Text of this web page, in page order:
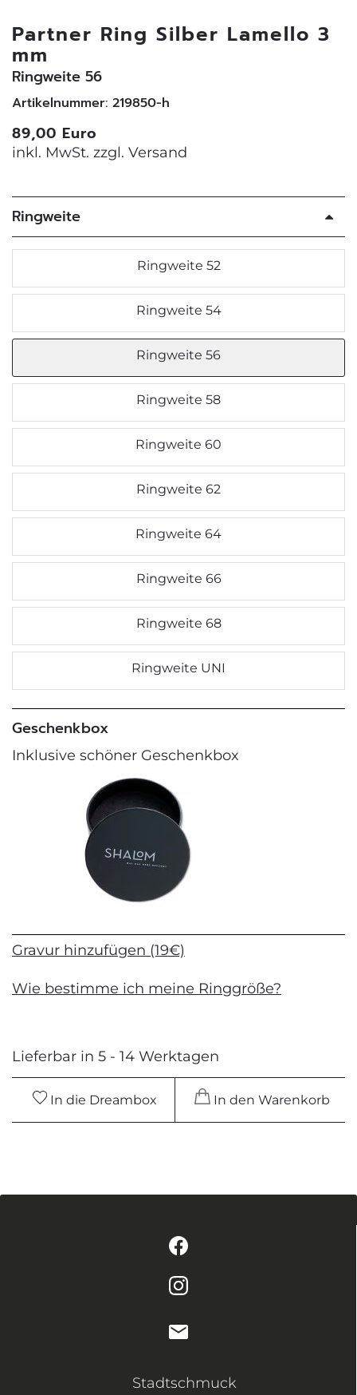
Partner Ring Silber Lamello 3
mm
Ringweite 56
Artikelnummer: 219850-h
89,00 Euro
inkl. MwSt. zzgl. Versand
Ringweite
Ringweite 52
Ringweite 54
Ringweite 56
Ringweite 58
Ringweite 60
Ringweite 62
Ringweite 64
Ringweite 66
Ringweite 68
Ringweite UNI
Geschenkbox
Inklusive schöner Geschenkbox
Gravur hinzufügen (19€)
Wie bestimme ich meine Ringgröße?
Lieferbar in 5 - 14 Werktagen
In die Dreambox In den Warenkorb
Stadtschmuck